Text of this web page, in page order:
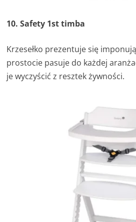
10. Safety 1st timba
Krzesełko prezentuje się
prostocie pasuje do każdej
je wyczyścić z resztek żywności.